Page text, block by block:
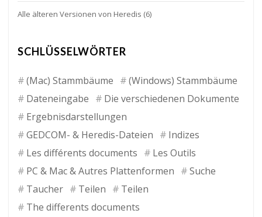
Alle älteren Versionen von Heredis (6)
SCHLÜSSELWÖRTER
(Mac) Stammbäume
(Windows) Stammbäume
Dateneingabe
Die verschiedenen Dokumente
Ergebnisdarstellungen
GEDCOM- & Heredis-Dateien
Indizes
Les différents documents
Les Outils
PC & Mac & Autres Plattenformen
Suche
Taucher
Teilen
Teilen
The differents documents